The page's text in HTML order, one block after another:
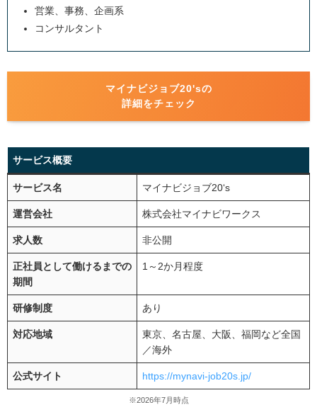
営業、事務、企画系
コンサルタント
マイナビジョブ20'sの
詳細をチェック
サービス概要
サービス名 マイナビジョブ20‘s
運営会社 株式会社マイナビワークス
求人数 非公開
正社員として働けるまでの
期間
1～2か月程度
研修制度 あり
対応地域
東京、名古屋、大阪、福岡など全国
／海外
公式サイト https://mynavi-job20s.jp/
※2026年7月時点